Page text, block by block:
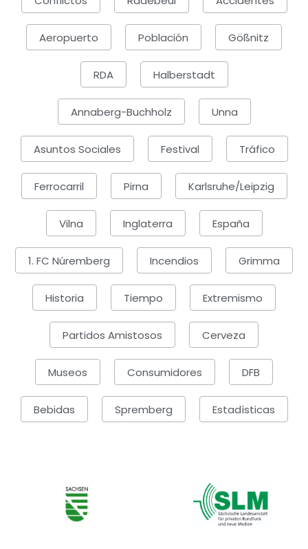
Aeropuerto Población Gößnitz
RDA Halberstadt
Annaberg-Buchholz Unna
Asuntos Sociales Festival Tráfico
Ferrocarril Pirna Karlsruhe/Leipzig
Vilna Inglaterra España
1. FC Núremberg Incendios Grimma
Historia Tiempo Extremismo
Partidos Amistosos Cerveza
Museos Consumidores DFB
Bebidas Spremberg Estadísticas